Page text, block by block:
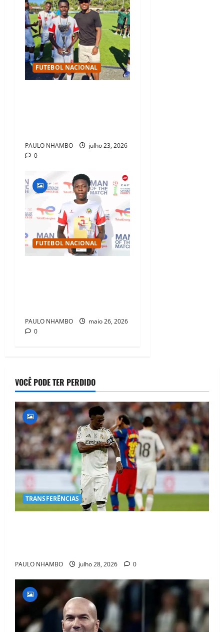
FUTEBOL NACIONAL
PAULO NHAMBO
julho 23, 2026
0
FUTEBOL NACIONAL
PAULO NHAMBO
maio 26, 2026
0
VOCÊ PODE TER PERDIDO
TRANSFERÊNCIAS
PAULO NHAMBO julho 28, 2026 0